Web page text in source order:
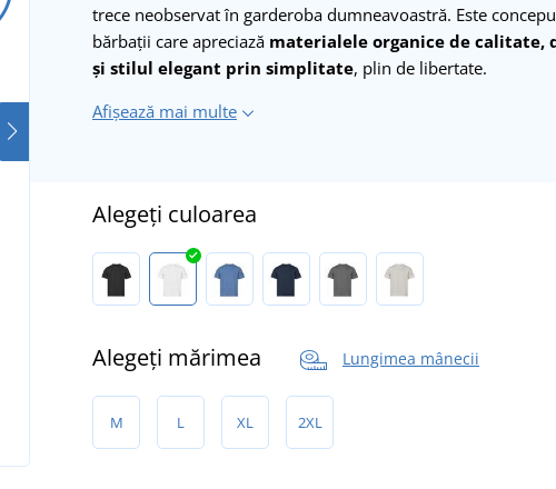
trece neobservat în garderoba dumneavoastră. Este
bărbații care apreciază materialele organice de calitate,
și stilul elegant prin simplitate, plin de libertate.
Afișează mai multe
Alegeți culoarea
Alegeți mărimea Lungimea mânecii
M L XL 2XL